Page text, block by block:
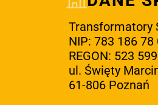
Transformatory
NIP: 783 186 78
REGON: 523
ul. Święty
61-806 Poznań